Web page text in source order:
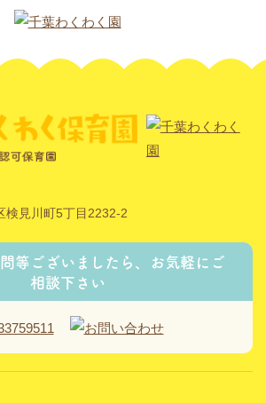
検見川町5丁目2232-2
等ございましたら、お気軽にご
相談下さい